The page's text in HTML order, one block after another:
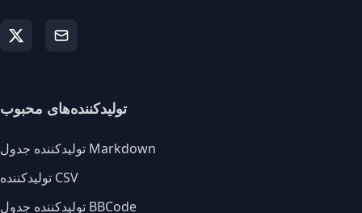
تولیدکننده‌های محبوب
تولیدکننده جدول Markdown
تولیدکننده CSV
تولیدکننده جدول BBCode